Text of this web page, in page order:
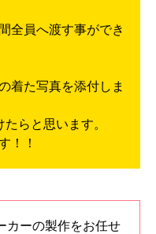
全員へ渡す事ができ
着た写真を添付しま
らと思います。
！！
カーの製作をお任せ